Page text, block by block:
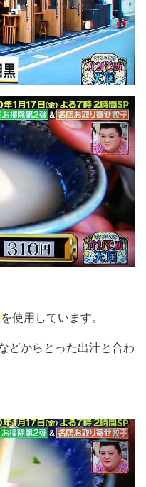
を使用しています。
どからとった出汁と合わ